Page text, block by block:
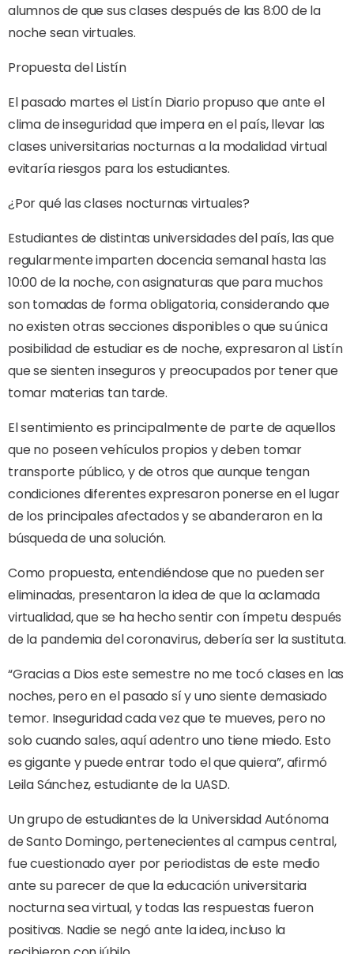
alumnos de que sus clases después de las 8:00 de la
noche sean virtuales.
Propuesta del Listín
El pasado martes el Listín Diario propuso que ante el
clima de inseguridad que impera en el país, llevar las
clases universitarias nocturnas a la modalidad virtual
evitaría riesgos para los estudiantes.
¿Por qué las clases nocturnas virtuales?
Estudiantes de distintas universidades del país, las que
regularmente imparten docencia semanal hasta las
10:00 de la noche, con asignaturas que para muchos
son tomadas de forma obligatoria, considerando que
no existen otras secciones disponibles o que su única
posibilidad de estudiar es de noche, expresaron al Listín
que se sienten inseguros y preocupados por tener que
tomar materias tan tarde.
El sentimiento es principalmente de parte de aquellos
que no poseen vehículos propios y deben tomar
transporte público, y de otros que aunque tengan
condiciones diferentes expresaron ponerse en el lugar
de los principales afectados y se abanderaron en la
búsqueda de una solución.
Como propuesta, entendiéndose que no pueden ser
eliminadas, presentaron la idea de que la aclamada
virtualidad, que se ha hecho sentir con ímpetu después
de la pandemia del coronavirus, debería ser la sustituta.
“Gracias a Dios este semestre no me tocó clases en las
noches, pero en el pasado sí y uno siente demasiado
temor. Inseguridad cada vez que te mueves, pero no
solo cuando sales, aquí adentro uno tiene miedo. Esto
es gigante y puede entrar todo el que quiera”, afirmó
Leila Sánchez, estudiante de la UASD.
Un grupo de estudiantes de la Universidad Autónoma
de Santo Domingo, pertenecientes al campus central,
fue cuestionado ayer por periodistas de este medio
ante su parecer de que la educación universitaria
nocturna sea virtual, y todas las respuestas fueron
positivas. Nadie se negó ante la idea, incluso la